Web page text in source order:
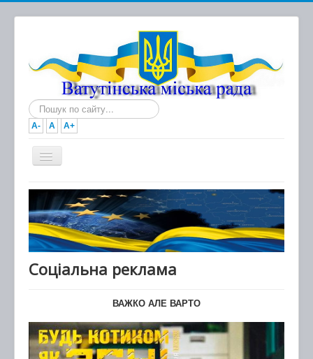
Пошук...
A- A A+
Головна
Новини
Документи
Міська рада
Про місто та громаду
Соціальна реклама
ВАЖКО АЛЕ ВАРТО